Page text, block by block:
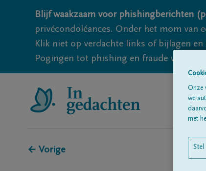
Blijf waakzaam voor phishingberichten
privécondoléances. Onder het mom van
Klik niet op verdachte links of bijlagen
Pogingen tot phishing en fraude vallen
← Vorige
Onze
we
met